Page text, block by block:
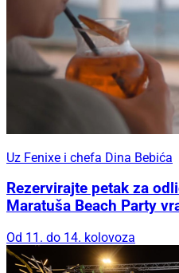
Uz Fenixe i chefa Dina Bebića
Rezervirajte petak za
Maratuša Beach Party
Od 11. do 14. kolovoza